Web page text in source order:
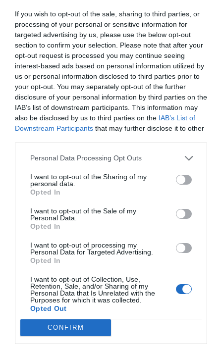
If you wish to opt-out of the sale, sharing to third parties, or
processing of your personal or sensitive information for
targeted advertising by us, please use the below opt-out
section to confirm your selection. Please note that after your
opt-out request is processed you may continue seeing
interest-based ads based on personal information utilized by
us or personal information disclosed to third parties prior to
your opt-out. You may separately opt-out of the further
disclosure of your personal information by third parties on the
IAB’s list of downstream participants. This information may
also be disclosed by us to third parties on the IAB’s List of
Downstream Participants that may further disclose it to other
Personal Data Processing Opt Outs
I want to opt-out of the Sharing of my
personal data.
Opted In
I want to opt-out of the Sale of my
Personal Data.
Opted In
I want to opt-out of processing my
Personal Data for Targeted Advertising.
Opted In
I want to opt-out of Collection, Use,
Retention, Sale, and/or Sharing of my
Personal Data that Is Unrelated with the
Purposes for which it was collected.
Opted Out
CONFIRM
Υ.Γ…
Στην εποχή των social media, κάποιοι δεν αναζητούν απλώς την
αγάπη ή τη δημοσιότητα αναζητούν και το απόλυτο ρίσκο.
Και όταν ο έρωτας συναντά την αδρεναλίνη σε τέτοια ύψη, η
γραμμή ανάμεσα στο εντυπωσιακό και στο επικίνδυνο γίνεται
εξαιρετικά λεπτή.
ΤΕΛ ΑΒΙΒ: ΑΝΑΓΝΩΡΙΖΕΙ ΤΗ ΓΕΝΟΚΤΟΝΙΑ ΤΩΝ ΑΡΜΕΝΙΩΝ —
ΙΣΤΟΡΙΚΗ ΔΙΚΑΙΩΣΗ ΠΟΥ ΕΝΟΧΛΕΙ ΤΗΝ ΑΓΚΥΡΑ ΑΠΟ ΤΗΝ
100, ΠΙΕΣΕΙΣ ΣΕ ΕΝΕΡΓΕΙΑ ΚΑΙ ΥΓΕΙΑ, ΑΝΟΔΟΣ ΣΤΑ ΑΜΥΝΤΙΚΑ
ΣΥΣΤΗΜΑΤΑ
ΣΧΕΤΙΚΈΣ ΑΝΑΡΤΉΣΕΙΣ